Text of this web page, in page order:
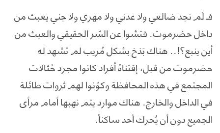
فـ لَم نجد ضالعي ولا عدني ولا مهري ولا جني يعبث من
داخل حضرموت. فتشوا عن السّر الحقيقي والعبث من
أين ينبع؟!.. هناك بَذخ بشكل مُريب لم تشهد له
حضرموت من قبل، إقتناهُ أفراد كانوا مجرد حُثالات
المجتمع في هذه المحافظة وكوّنوا لهم ثروات طائلة
في الداخل والخارج. هناك موارد يتم نهبها أمام مرأى
الجميع دون أن يُحرك أحد ساكناً.